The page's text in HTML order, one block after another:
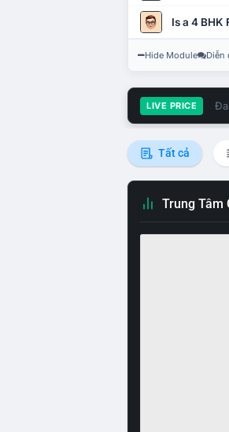
Is a 4 BHK
Hide Module Diễn
LIVE PRICE
Tất cả
Trung Tâm